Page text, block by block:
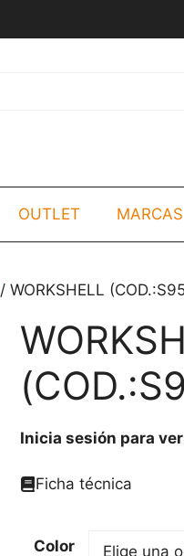
OUTLET MARCAS
/ WORKSHELL
Inicia sesión para
Ficha técnica
Color